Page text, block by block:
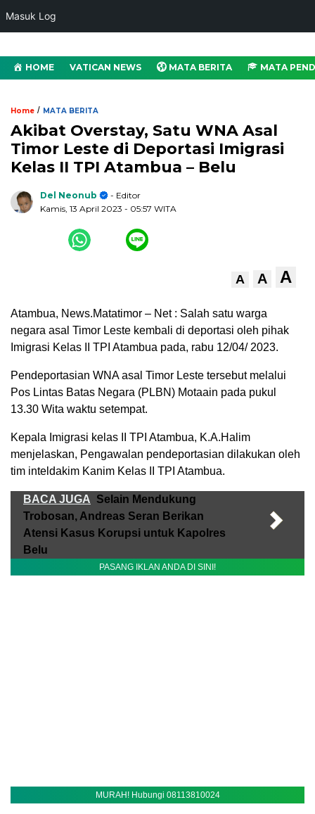
Masuk Log
HOME VATICAN NEWS MATA BERITA MATA
Home / MATA BERITA
Akibat Overstay, Satu WNA Asal
Timor Leste di Deportasi Imigrasi
Kelas II TPI Atambua – Belu
Del Neonub
- Editor
Kamis, 13 April 2023 - 05:57 WITA
A A A
Atambua, News.Matatimor – Net : Salah satu warga
negara asal Timor Leste kembali di deportasi oleh pihak
Imigrasi Kelas II TPI Atambua pada, rabu 12/04/ 2023.
Pendeportasian WNA asal Timor Leste tersebut melalui
Pos Lintas Batas Negara (PLBN) Motaain pada pukul
13.30 Wita waktu setempat.
Kepala Imigrasi kelas II TPI Atambua, K.A.Halim
menjelaskan, Pengawalan pendeportasian dilakukan oleh
tim inteldakim Kanim Kelas II TPI Atambua.
BACA JUGA Selain Mendukung
Trobosan, Andreas Seran Berikan
Atensi Kasus Korupsi untuk Kapolres
Belu
PASANG IKLAN ANDA DI SINI!
MURAH! Hubungi 08113810024